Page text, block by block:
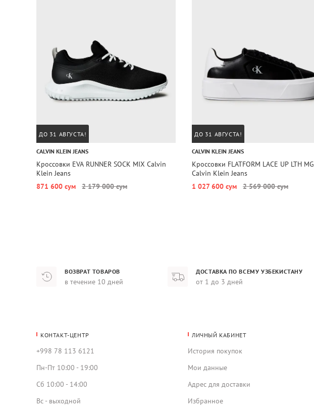
ДО 31 АВГУСТА!
CALVIN KLEIN JEANS
Кроссовки EVA RUNNER SOCK MIX Calvin
Klein Jeans
871 600 сум
2 179 000 сум
ДО 31 АВГУСТА!
CALVIN KLEIN JEANS
Кроссовки FLATFORM LACE UP LTH MG
Calvin Klein Jeans
1 027 600 сум
2 569 000 сум
ВОЗВРАТ ТОВАРОВ
в течение 10 дней
ДОСТАВКА ПО ВСЕМУ УЗБЕКИСТАНУ
от 1 до 3 дней
КОНТАКТ-ЦЕНТР
+998 78 113 6121
Пн-Пт 10:00 - 19:00
Сб 10:00 - 14:00
Вс - выходной
ЛИЧНЫЙ КАБИНЕТ
История покупок
Мои данные
Адрес для доставки
Избранное